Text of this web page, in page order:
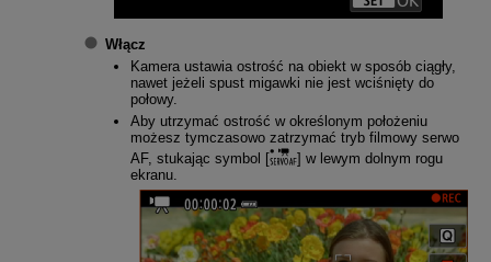
Włącz
Kamera ustawia ostrość na obiekt w sposób ciągły,
nawet jeżeli spust migawki nie jest wciśnięty do
połowy.
Aby utrzymać ostrość w określonym położeniu
możesz tymczasowo zatrzymać tryb filmowy serwo
AF, stukając symbol [
] w lewym dolnym rogu
ekranu.